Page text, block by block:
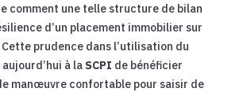
comment une telle structure de bilan
d’un placement immobilier sur
prudence dans l’utilisation du
à la SCPI de bénéficier
manœuvre confortable pour saisir de